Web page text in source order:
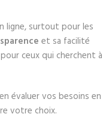
ligne, surtout pour les
et sa facilité
ceux qui cherchent à
évaluer vos besoins en
votre choix.